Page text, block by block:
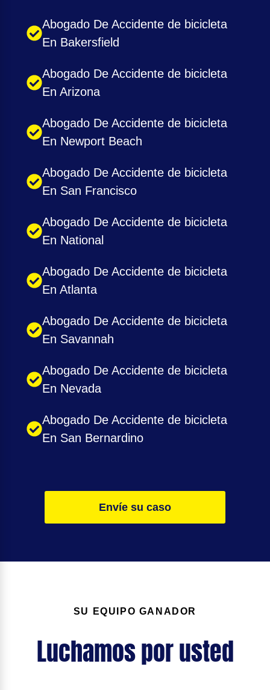
Abogado De Accidente de bicicleta
En Bakersfield
Abogado De Accidente de bicicleta
En Arizona
Abogado De Accidente de bicicleta
En Newport Beach
Abogado De Accidente de bicicleta
En San Francisco
Abogado De Accidente de bicicleta
En National
Abogado De Accidente de bicicleta
En Atlanta
Abogado De Accidente de bicicleta
En Savannah
Abogado De Accidente de bicicleta
En Nevada
Abogado De Accidente de bicicleta
En San Bernardino
Envíe su caso
SU EQUIPO GANADOR
Luchamos por usted